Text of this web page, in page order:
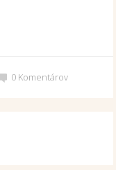
0 Komentárov